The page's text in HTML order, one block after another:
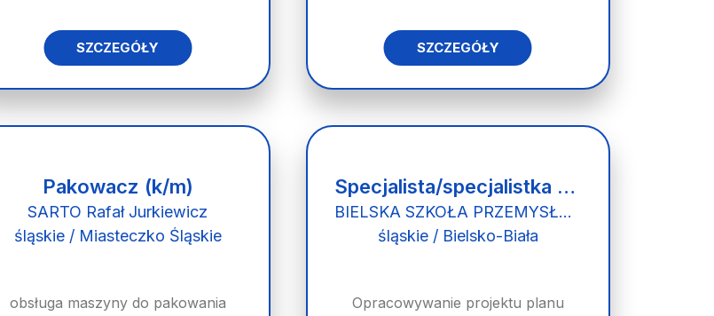
SZCZEGÓŁY SZCZEGÓŁY
Pakowacz (k/m)
SARTO Rafał Jurkiewicz
śląskie / Miasteczko Śląskie
obsługa maszyny do pakowania
Specjalista/specjalistka ds. finansowych
BIELSKA SZKOŁA PRZEMYSŁOWA
śląskie / Bielsko-Biała
Opracowywanie projektu planu